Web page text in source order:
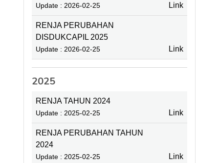
Update : 2026-02-25 Link
RENJA PERUBAHAN
DISDUKCAPIL 2025
Update : 2026-02-25 Link
2025
RENJA TAHUN 2024
Update : 2025-02-25 Link
RENJA PERUBAHAN TAHUN
2024
Update : 2025-02-25 Link